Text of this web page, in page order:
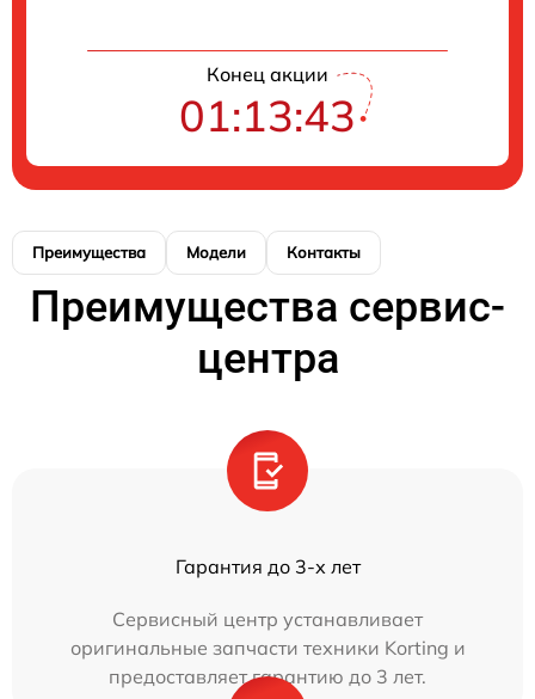
Конец акции
01:13:43
Преимущества Модели Контакты
Преимущества сервис-
центра
Гарантия до 3-х лет
Сервисный центр устанавливает
оригинальные запчасти техники Korting и
предоставляет гарантию до 3 лет.